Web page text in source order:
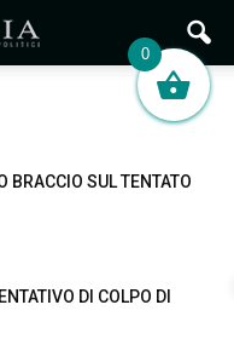
BRACCIO SUL TENTATO
DI COLPO DI
0